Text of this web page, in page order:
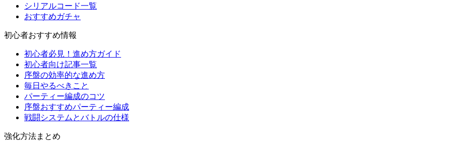
シリアルコード一覧
おすすめガチャ
初心者おすすめ情報
初心者必見！進め方ガイド
初心者向け記事一覧
序盤の効率的な進め方
毎日やるべきこと
パーティー編成のコツ
序盤おすすめパーティー編成
戦闘システムとバトルの仕様
強化方法まとめ